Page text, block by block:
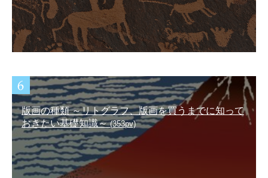
版画の種類 ～リトグラフ、版画を買うまでに知って
おきたい基礎知識～(353pv)